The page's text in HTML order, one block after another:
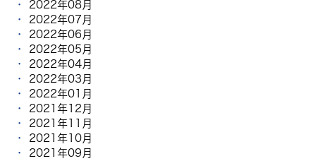
2022年08月
2022年07月
2022年06月
2022年05月
2022年04月
2022年03月
2022年01月
2021年12月
2021年11月
2021年10月
2021年09月